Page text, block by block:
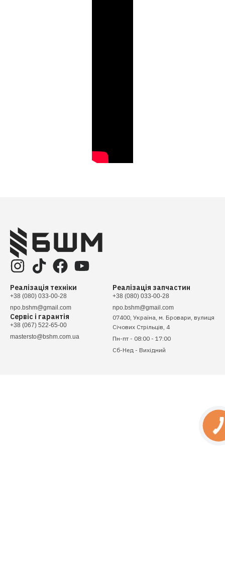
Реалізація техніки
+38 (080) 033-00-28
npo.bshm@gmail.com
Сервіс і гарантія
+38 (067) 522-65-00
mastersto@bshm.com.ua
Реалізація запчастин
+38 (080) 033-00-28
npo.bshm@gmail.com
07400, Україна, м. Бровари, вулиця
Січових Стрільців, 4
Пн-пт - 08:00 - 17:00
Сб-Нед - Вихідний